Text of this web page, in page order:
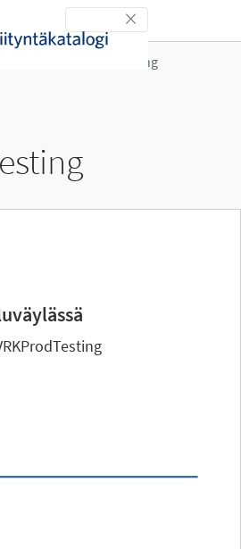
Toggle navigation
VRKProdTesting